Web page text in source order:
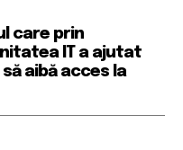
care prin
IT a ajutat
aibă acces la